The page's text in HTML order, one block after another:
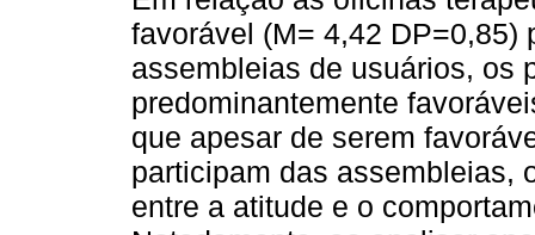
favorável (M= 4,42 DP=0,85)
assembleias de usuários, os
predominantemente
que apesar de serem
participam das assembleias,
entre a atitude e o